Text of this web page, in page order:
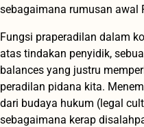
sebagaimana rumusan awal
Fungsi praperadilan dalam
atas tindakan penyidik,
balances yang justru
peradilan pidana kita.
dari budaya hukum (legal
sebagaimana kerap